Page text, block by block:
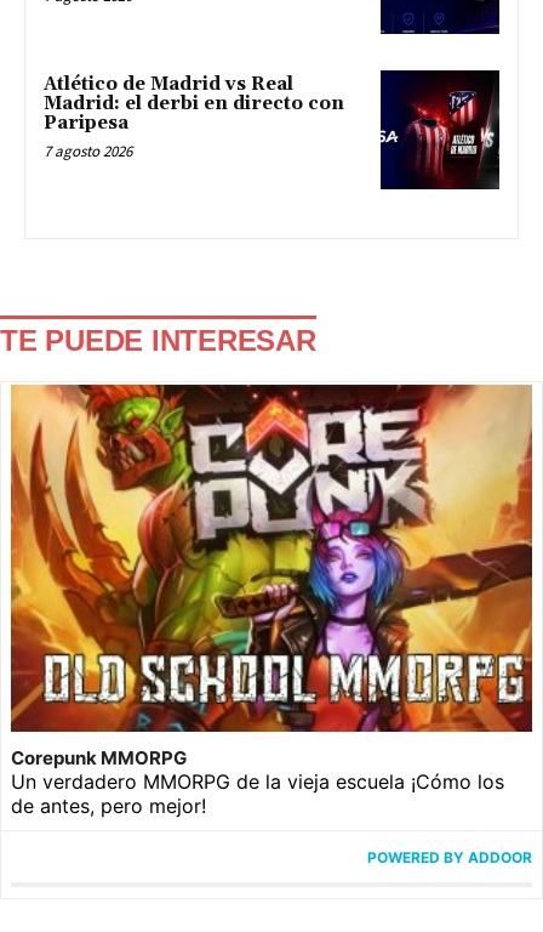
Atlético de Madrid vs Real
Madrid: el derbi en directo con
Paripesa
7 agosto 2026
TE PUEDE INTERESAR
Corepunk MMORPG
Un verdadero MMORPG de la vieja escuela ¡Cómo los
de antes, pero mejor!
POWERED BY ADDOOR